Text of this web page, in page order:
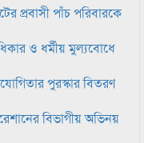
প্রবাসী পাঁচ পরিবারকে
ও ধর্মীয় মুল্যবোধে
পুরস্কার বিতরণ
বিভাগীয় অভিনয়